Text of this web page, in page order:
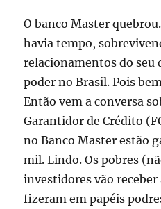
O banco Master
havia tempo,
relacionamentos do seu
poder no Brasil. Pois
Então vem a conversa
Garantidor de Crédito
no Banco Master estão
mil. Lindo. Os pobres
investidores vão receber
fizeram em papéis